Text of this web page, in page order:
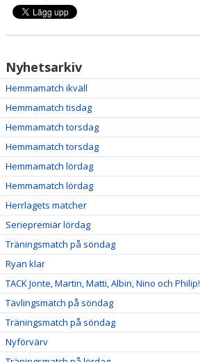
Nyhetsarkiv
Hemmamatch ikväll
Hemmamatch tisdag
Hemmamatch torsdag
Hemmamatch torsdag
Hemmamatch lördag
Hemmamatch lördag
Herrlagets matcher
Seriepremiär lördag
Träningsmatch på söndag
Ryan klar
TACK Jonte, Martin, Matti, Albin, Nino och Philip!
Tävlingsmatch på söndag
Träningsmatch på söndag
Nyförvärv